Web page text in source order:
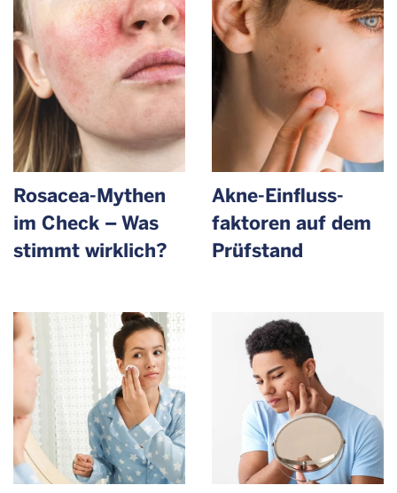
Rosacea-Mythen
im Check – Was
stimmt wirklich?
Akne-Einfluss­
faktoren auf dem
Prüfstand